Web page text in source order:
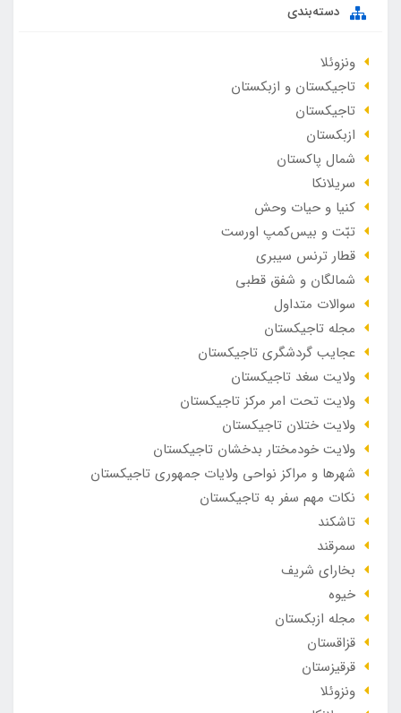
دسته‌بندی
ونزوئلا
تاجیکستان و ازبکستان
تاجیکستان
ازبکستان
شمال پاکستان
سریلانکا
کنیا و حیات وحش
تبّت و بیس‌کمپ اورست
قطار ترنس سیبری
شمالگان و شفق قطبی
سوالات متداول
مجله تاجیکستان
عجایب گردشگری تاجیکستان
ولایت سغد تاجیکستان
ولایت تحت امر مرکز تاجیکستان
ولایت ختلان تاجیکستان
ولایت خودمختار بدخشان تاجیکستان
شهرها و مراکز نواحی ولایات جمهوری تاجیکستان
نکات مهم سفر به تاجیکستان
تاشکند
سمرقند
بخارای شریف
خیوه
مجله ازبکستان
قزاقستان
قرقیزستان
ونزوئلا